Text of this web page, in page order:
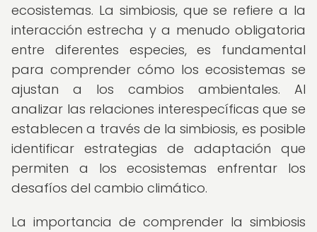
ecosistemas. La simbiosis, que se refiere a la
interacción estrecha y a menudo obligatoria
entre diferentes especies, es fundamental
para comprender cómo los ecosistemas se
ajustan a los cambios ambientales. Al
analizar las relaciones interespecíficas que se
establecen a través de la simbiosis, es posible
identificar estrategias de adaptación que
permiten a los ecosistemas enfrentar los
desafíos del cambio climático.
La importancia de comprender la simbiosis